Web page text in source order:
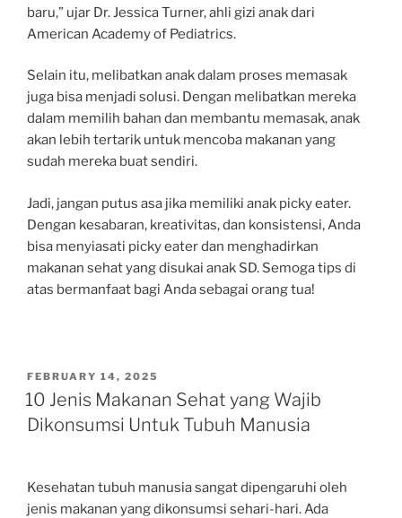
baru,” ujar Dr. Jessica Turner, ahli gizi anak dari
American Academy of Pediatrics.
Selain itu, melibatkan anak dalam proses memasak
juga bisa menjadi solusi. Dengan melibatkan mereka
dalam memilih bahan dan membantu memasak, anak
akan lebih tertarik untuk mencoba makanan yang
sudah mereka buat sendiri.
Jadi, jangan putus asa jika memiliki anak picky eater.
Dengan kesabaran, kreativitas, dan konsistensi, Anda
bisa menyiasati picky eater dan menghadirkan
makanan sehat yang disukai anak SD. Semoga tips di
atas bermanfaat bagi Anda sebagai orang tua!
POSTED
ON
FEBRUARY 14, 2025
10 Jenis Makanan Sehat yang Wajib
Dikonsumsi Untuk Tubuh Manusia
Kesehatan tubuh manusia sangat dipengaruhi oleh
jenis makanan yang dikonsumsi sehari-hari. Ada